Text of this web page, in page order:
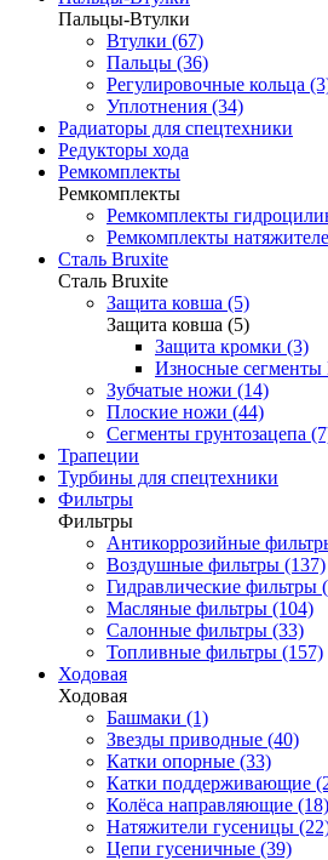
Пальцы-Втулки
Втулки (67)
Пальцы (36)
Регулировочные кольца
Уплотнения (34)
Радиаторы для спецтехники
Редукторы хода
Ремкомплекты
Ремкомплекты
Ремкомплекты
Ремкомплекты
Сталь Bruxite
Сталь Bruxite
Защита ковша (5)
Защита ковша (5)
Защита кромки (3)
Износные сегменты
Зубчатые ножи (14)
Плоские ножи (44)
Сегменты грунтозацепа
Трапеции
Турбины для спецтехники
Фильтры
Фильтры
Антикоррозийные
Воздушные фильтры (137)
Гидравлические фильтры
Масляные фильтры (104)
Салонные фильтры (33)
Топливные фильтры (157)
Ходовая
Ходовая
Башмаки (1)
Звезды приводные (40)
Катки опорные (33)
Катки поддерживающие
Колёса направляющие (18)
Натяжители гусеницы
Цепи гусеничные (39)